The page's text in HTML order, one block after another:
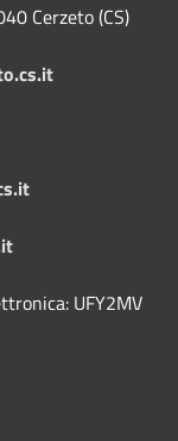
Cerzeto (CS)
UFY2MV